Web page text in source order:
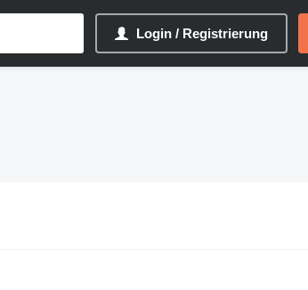
Login / Registrierung